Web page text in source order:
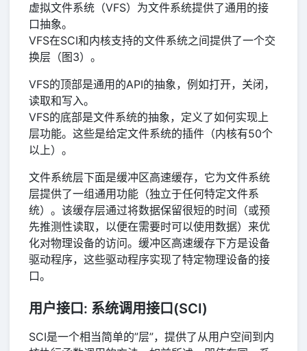
虚拟文件系统（VFS）为文件系统提供了通用的接
口抽象。
VFS在SCI和内核支持的文件系统之间提供了一个交
换层（图3）。
VFS的顶部是通用的API的抽象，例如打开，关闭，
读取和写入。
VFS的底部是文件系统的抽象，定义了如何实现上
层功能。这些是给定文件系统的插件（内核有50个
以上）。
文件系统层下面是缓冲区高速缓存，它为文件系统
层提供了一组通用功能（独立于任何特定文件系
统）。该缓存层通过将数据保留很短的时间（或预
先推测性读取，以便在需要时可以使用数据）来优
化对物理设备的访问。缓冲区高速缓存下方是设备
驱动程序，这些驱动程序实现了特定物理设备的接
口。
用户接口: 系统调用接口(SCI)
SCI是一个相当简单的”层”，提供了从用户空间到内